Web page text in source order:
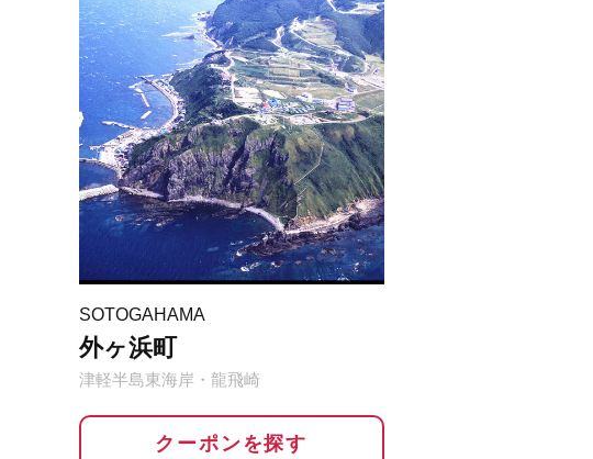
SOTOGAHAMA
外ヶ浜町
津軽半島東海岸・龍飛崎
クーポンを探す